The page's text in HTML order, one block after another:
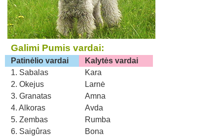
Galimi Pumis vardai:
Patinėlio vardai
Kalytės vardai
1. Sabalas
Kara
2. Okejus
Larnė
3. Granatas
Amna
4. Alkoras
Avda
5. Zembas
Rumba
6. Saigûras
Bona